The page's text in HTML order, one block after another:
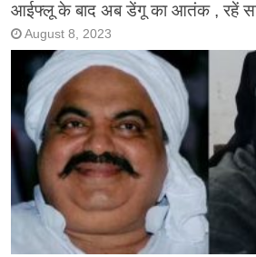
आईफ्लू के बाद अब डेंगू का आतंक , रहें
August 8, 2023